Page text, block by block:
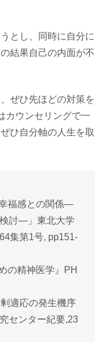
とし、同時に自分に
結果自己の内面が不
ぜひ先ほどの対策を
カウンセリングで一
ひ自分軸の人生を取
福感との関係―
討―」東北大学
集第1号, pp151-
の精神医学』PH
適応の発生機序
センター紀要,23